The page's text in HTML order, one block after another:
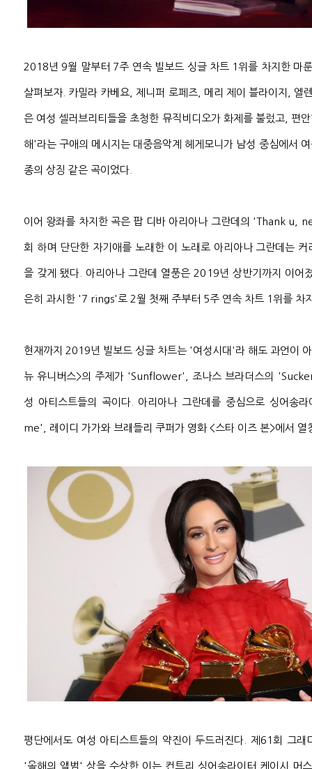
2018년 9월 말부터 7주 연속 빌보드 싱글 차트 1위를 차지한
살펴보자. 카밀라 카베요, 제니퍼 로페즈, 메리 제이 블라이지, 엘
은 여성 셀러브리티들을 초청한 뮤직비디오가 화제를 불렀고, 편
해'라는 구애의 메시지는 대중음악계 헤게모니가 남성 중심에서
종의 상징 같은 곡이었다.
이어 왕좌를 차지한 곡은 팝 디바 아리아나 그란데의 'Thank u,
회 하며 단단한 자기애를 노래한 이 노래로 아리아나 그란데는
을 갖게 됐다. 아리아나 그란데 열풍은 2019년 상반기까지 이어
은히 과시한 '7 rings'로 2월 첫째 주부터 5주 연속 차트 1위를 차
현재까지 2019년 빌보드 싱글 차트는 '여성시대'라 해도 과언이
뉴 유니버스>의 주제가 'Sunflower', 조나스 브라더스의
성 아티스트들의 곡이다. 아리아나 그란데를 중심으로 싱어송
me', 레이디 가가와 브래들리 쿠퍼가 영화 <스타 이즈 본>에서
평단에서도 여성 아티스트들의 약진이 두드러진다. 제61회 그래
'올해의 앨범' 상을 수상한 이는 컨트리 싱어송라이터 케이시 머